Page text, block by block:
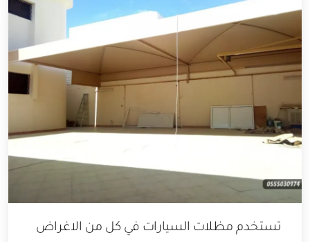
تستخدم مظلات السيارات في كل من الاغراض